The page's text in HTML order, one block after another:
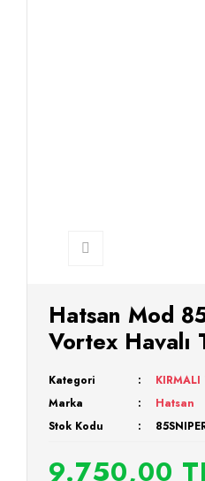
Hatsan Mod
Vortex Havalı
Kategori
KIRMALI
Marka
Hatsan
Stok Kodu
9.750,00